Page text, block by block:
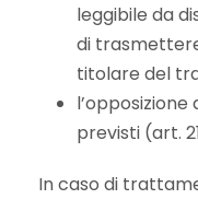
leggibile da
di
titolare del
previsti (art.
In caso di